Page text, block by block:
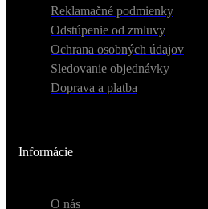
Reklamačné podmienky
Odstúpenie od zmluvy
Ochrana osobných údajov
Sledovanie objednávky
Doprava a platba
Informácie
O nás